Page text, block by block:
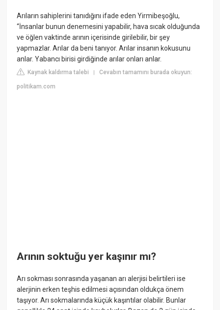
Arıların sahiplerini tanıdığını ifade eden Yirmibeşoğlu,
“İnsanlar bunun denemesini yapabilir, hava sıcak olduğunda
ve öğlen vaktinde arının içerisinde girilebilir, bir şey
yapmazlar. Arılar da beni tanıyor. Arılar insanın kokusunu
anlar. Yabancı birisi girdiğinde arılar onları anlar.
Kaynak kaldırma talebi |Cevabın tamamını burada okuyun:
politikam.com
Arının soktuğu yer kaşınır mı?
Arı sokması sonrasında yaşanan arı alerjisi belirtileri ise
alerjinin erken teşhis edilmesi açısından oldukça önem
taşıyor. Arı sokmalarında küçük kaşıntılar olabilir. Bunlar